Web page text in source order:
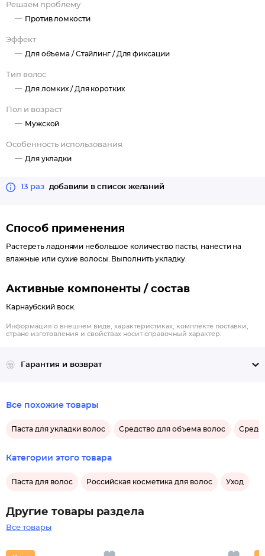
Решаем проблему
Против ломкости
Эффект
Для объема /Стайлинг / Для фиксации
Тип волос
Для ломких / Для коротких
Пол и возраст
Мужской
Особенность использования
Для укладки
13 раз добавили в список желаний
Способ применения
Растереть ладонями небольшое количество пасты, нанести на
влажные или сухие волосы. Выполнить укладку.
Активные компоненты / состав
Карнаубский воск.
Информация о внешнем виде, характеристиках, комплекте поставки,
стране изготовления и свойствах носит справочный характер.
Гарантия и возврат
Все похожие товары
Паста для укладки волос Средство для объема волос
Категории этого товара
Паста для волос Российская косметика для волос Уход
Другие товары раздела
Все товары